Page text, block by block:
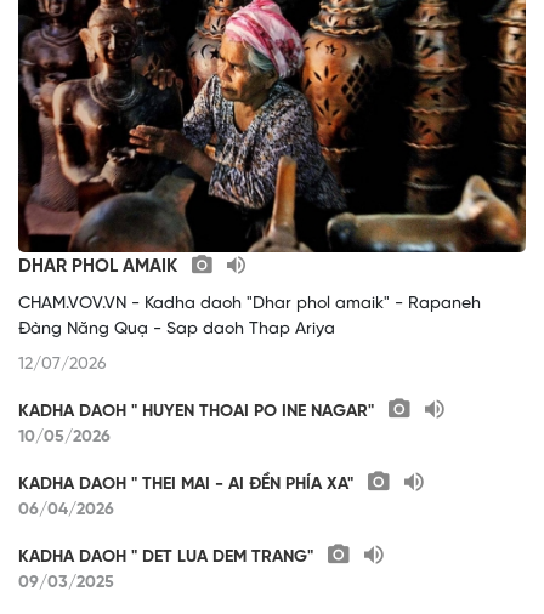
DHAR PHOL AMAIK
CHAM.VOV.VN - Kadha daoh "Dhar phol amaik" - Rapaneh
Đàng Năng Quạ - Sap daoh Thap Ariya
12/07/2026
KADHA DAOH " HUYEN THOAI PO INE NAGAR"
10/05/2026
KADHA DAOH " THEI MAI - AI ĐỀN PHÍA XA"
06/04/2026
KADHA DAOH " DET LUA DEM TRANG"
09/03/2025